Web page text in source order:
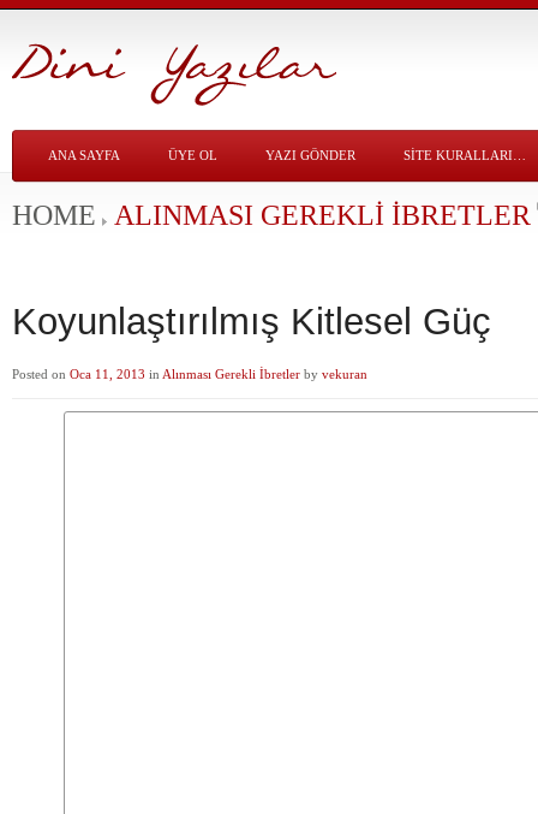
ANA SAYFA ÜYE OL YAZI GÖNDER SITE KURALLARI…
HOME ALINMASI GEREKLI İBRETLER
Koyunlaştırılmış Kitlesel Güç
Posted on Oca 11, 2013 in Alınması Gerekli İbretler by vekuran